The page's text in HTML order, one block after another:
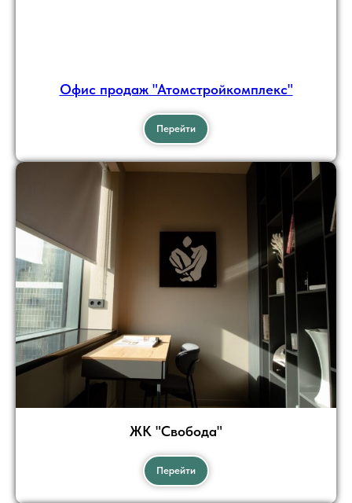
Офис продаж "Атомстройкомплекс"
Перейти
ЖК "Свобода"
Перейти